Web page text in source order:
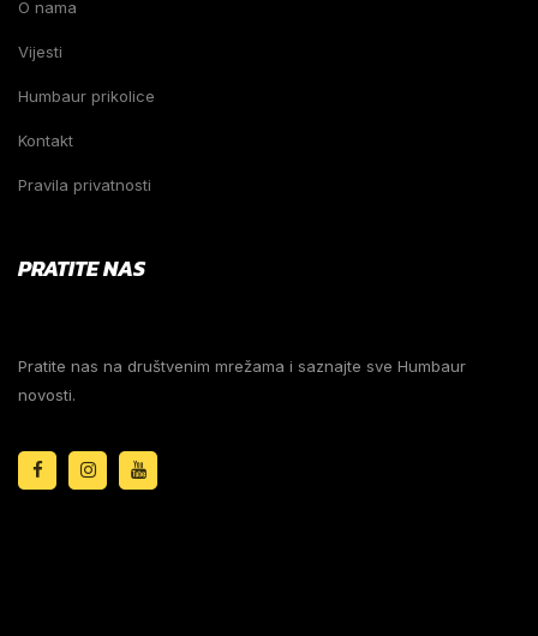
O nama
Vijesti
Humbaur prikolice
Kontakt
Pravila privatnosti
PRATITE NAS
Pratite nas na društvenim mrežama i saznajte sve Humbaur
novosti.